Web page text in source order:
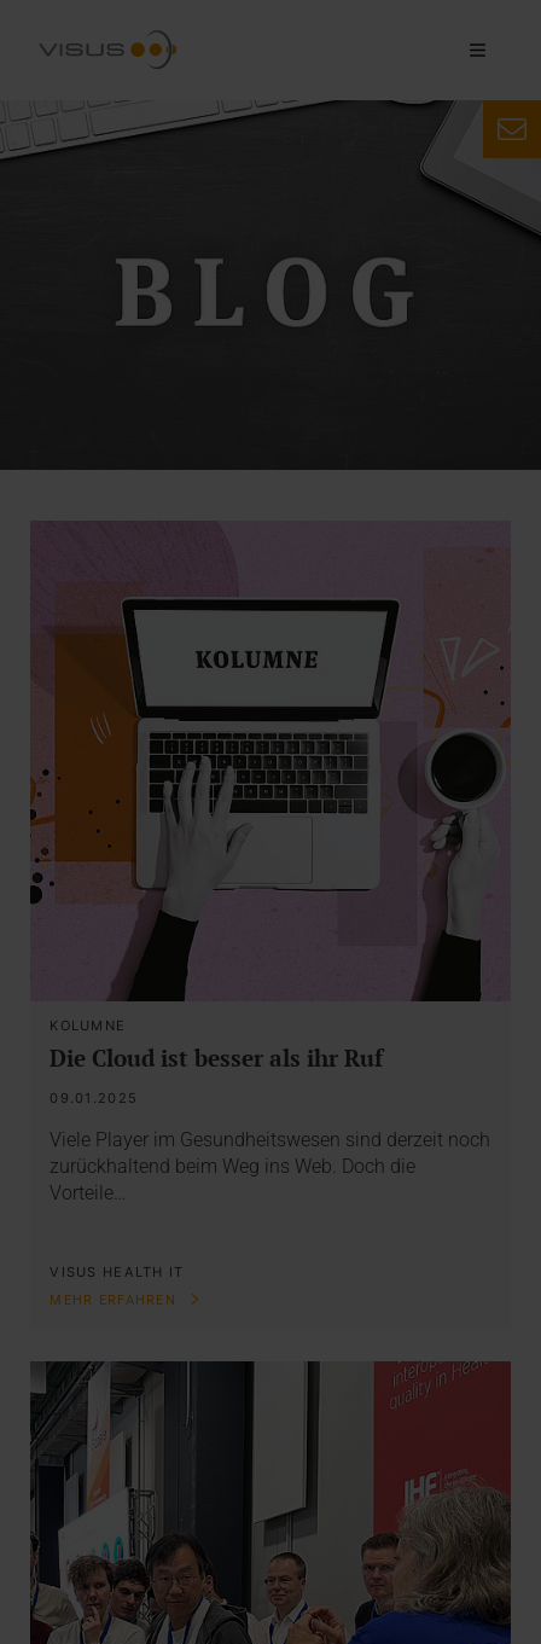
KOLUMNE
Die Cloud ist besser als ihr Ruf
09.01.2025
Viele Player im Gesundheitswesen sind derzeit noch
zurückhaltend beim Weg ins Web. Doch die
Vorteile…
VISUS HEALTH IT
MEHR ERFAHREN